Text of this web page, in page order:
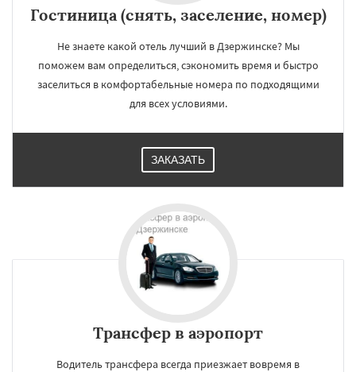
Лыткарино Люберцы Можайск Мытищи
Орехово-Зуево
Павловский Посад Пересвет Подольск
Пушкино
Гостиница (снять, заселение, номер)
Не знаете какой отель лучший в Дзержинске? Мы
поможем вам определиться, сэкономить время и быстро
заселиться в комфортабельные номера по подходящими
для всех условиями.
ЗАКАЗАТЬ
Трансфер в аэропорт
Водитель трансфера всегда приезжает вовремя в